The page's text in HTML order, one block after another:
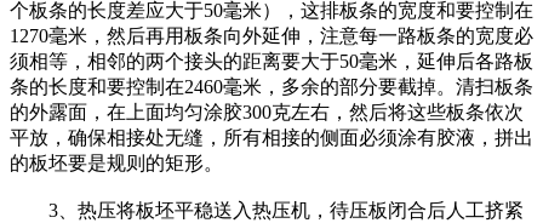
个板条的长度差应大于50毫米），这排板条的宽度和要控制在
1270毫米，然后再用板条向外延伸，注意每一路板条的宽度必
须相等，相邻的两个接头的距离要大于50毫米，延伸后各路板
条的长度和要控制在2460毫米，多余的部分要截掉。清扫板条
的外露面，在上面均匀涂胶300克左右，然后将这些板条依次
平放，确保相接处无缝，所有相接的侧面必须涂有胶液，拼出
的板坯要是规则的矩形。
3、热压将板坯平稳送入热压机，待压板闭合后人工挤紧